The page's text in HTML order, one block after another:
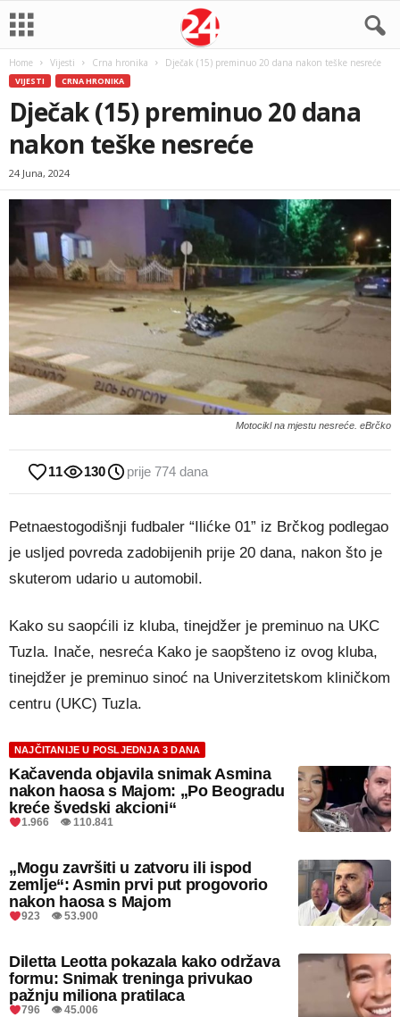
Home Vijesti Crna hronika Dječak (15) preminuo 20 dana nakon teške nesreće
VIJESTI CRNA HRONIKA
Dječak (15) preminuo 20 dana
nakon teške nesreće
24 Juna, 2024
Motocikl na mjestu nesreće. eBrčko
11 130 prije 774 dana
Petnaestogodišnji fudbaler “Ilićke 01” iz Brčkog podlegao
je usljed povreda zadobijenih prije 20 dana, nakon što je
skuterom udario u automobil.
Kako su saopćili iz kluba, tinejdžer je preminuo na UKC
Tuzla. Inače, nesreća Kako je saopšteno iz ovog kluba,
tinejdžer je preminuo sinoć na Univerzitetskom kliničkom
centru (UKC) Tuzla.
NAJČITANIJE U POSLJEDNJA 3 DANA
Kačavenda objavila snimak Asmina
nakon haosa s Majom: „Po Beogradu
kreće švedski akcioni“
1.966 👁 110.841
„Mogu završiti u zatvoru ili ispod
zemlje“: Asmin prvi put progovorio
nakon haosa s Majom
923 👁 53.900
Diletta Leotta pokazala kako održava
formu: Snimak treninga privukao
pažnju miliona pratilaca
796 👁 45.006